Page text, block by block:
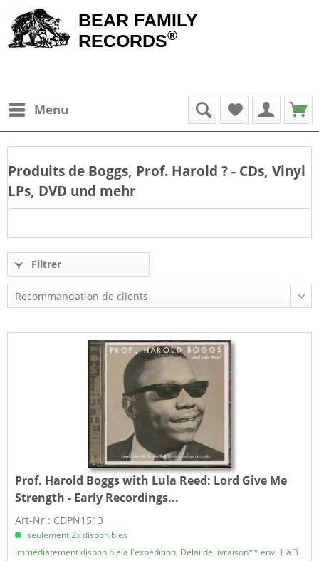
BEAR FAMILY
RECORDS®
Menu
Produits de Boggs, Prof. Harold ? - CDs, Vinyl
LPs, DVD und mehr
Filtrer
Prof. Harold Boggs with Lula Reed: Lord Give Me
Strength - Early Recordings...
Art-Nr.: CDPN1513
seulement 2x disponibles
Immédiatement disponible à l'expédition, Délai de livraison** env. 1 à 3